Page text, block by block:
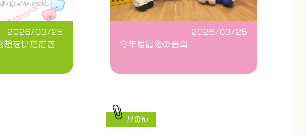
2026/03/25
をいただき
2026/03/25
今年度最後の音育
かのん